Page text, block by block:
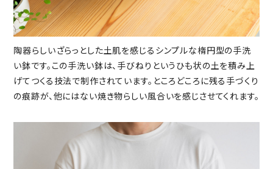
陶器らしいざらっとした土肌を感じるシンプルな楕円型の手洗
い鉢です。この手洗い鉢は、手びねりというひも状の土を積み上
げてつくる技法で制作されています。ところどころに残る手づくり
の痕跡が、他にはない焼き物らしい風合いを感じさせてくれます。